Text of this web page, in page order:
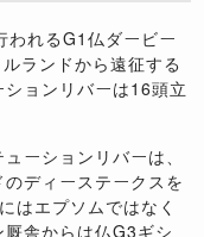
れるG1仏ダービー
ランドから遠征する
ョンリバーは16頭立
ーションリバーは、
ディーステークスを
はエプソムではなく
舎からは仏G3ギシ